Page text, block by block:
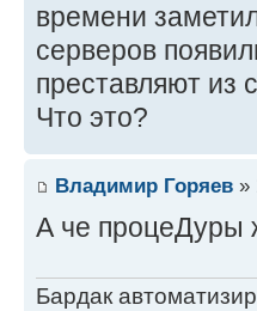
времени
серверов
преставляют из
Что это?
Владимир Горяев »
А че процеДуры
Бардак